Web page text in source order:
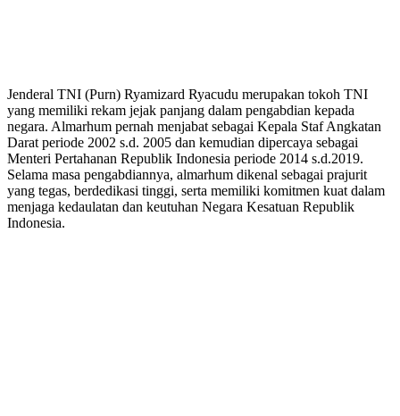
Jenderal TNI (Purn) Ryamizard Ryacudu merupakan tokoh TNI
yang memiliki rekam jejak panjang dalam pengabdian kepada
negara. Almarhum pernah menjabat sebagai Kepala Staf Angkatan
Darat periode 2002 s.d. 2005 dan kemudian dipercaya sebagai
Menteri Pertahanan Republik Indonesia periode 2014 s.d.2019.
Selama masa pengabdiannya, almarhum dikenal sebagai prajurit
yang tegas, berdedikasi tinggi, serta memiliki komitmen kuat dalam
menjaga kedaulatan dan keutuhan Negara Kesatuan Republik
Indonesia.